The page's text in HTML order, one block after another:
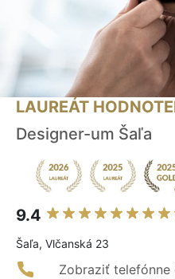
LAUREÁT
Designer-um Šaľa
9.4
Šaľa, Vlčanská 23
Zobraziť telefónne